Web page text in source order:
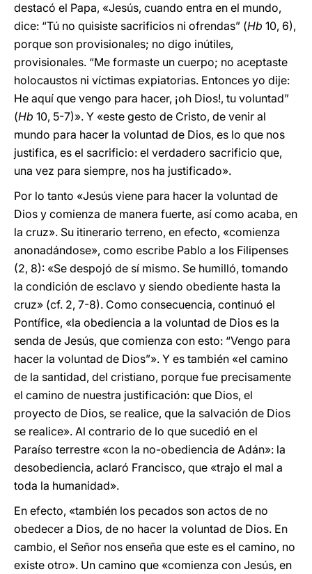
destacó el Papa, «Jesús, cuando entra en el mundo,
dice: “Tú no quisiste sacrificios ni ofrendas” (Hb 10, 6),
porque son provisionales; no digo inútiles,
provisionales. “Me formaste un cuerpo; no aceptaste
holocaustos ni víctimas expiatorias. Entonces yo dije:
He aquí que vengo para hacer, ¡oh Dios!, tu voluntad”
(Hb 10, 5-7)». Y «este gesto de Cristo, de venir al
mundo para hacer la voluntad de Dios, es lo que nos
justifica, es el sacrificio: el verdadero sacrificio que,
una vez para siempre, nos ha justificado».
Por lo tanto «Jesús viene para hacer la voluntad de
Dios y comienza de manera fuerte, así como acaba, en
la cruz». Su itinerario terreno, en efecto, «comienza
anonadándose», como escribe Pablo a los Filipenses
(2, 8): «Se despojó de sí mismo. Se humilló, tomando
la condición de esclavo y siendo obediente hasta la
cruz» (cf. 2, 7-8). Como consecuencia, continuó el
Pontífice, «la obediencia a la voluntad de Dios es la
senda de Jesús, que comienza con esto: “Vengo para
hacer la voluntad de Dios”». Y es también «el camino
de la santidad, del cristiano, porque fue precisamente
el camino de nuestra justificación: que Dios, el
proyecto de Dios, se realice, que la salvación de Dios
se realice». Al contrario de lo que sucedió en el
Paraíso terrestre «con la no-obediencia de Adán»: la
desobediencia, aclaró Francisco, que «trajo el mal a
toda la humanidad».
En efecto, «también los pecados son actos de no
obedecer a Dios, de no hacer la voluntad de Dios. En
cambio, el Señor nos enseña que este es el camino, no
existe otro». Un camino que «comienza con Jesús, en